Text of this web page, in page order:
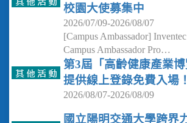
校園大使募集中
2026/07/09-2026/08/07
[Campus Ambassador]
Campus Ambassador Pro…
第3屆「高齡健康產業
提供線上登錄免費入場！
2026/08/07-2026/08/09
國立陽明交通大學跨界